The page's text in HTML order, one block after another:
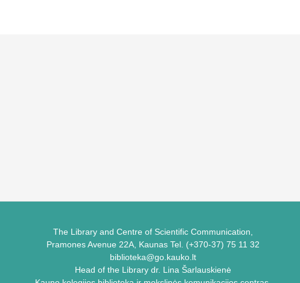
The Library and Centre of Scientific Communication,
Pramones Avenue 22A, Kaunas Tel. (+370-37) 75 11 32
biblioteka@go.kauko.lt
Head of the Library dr. Lina Šarlauskienė